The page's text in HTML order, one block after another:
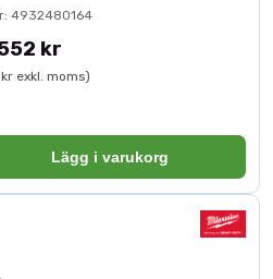
4932480164
kr
exkl. moms)
Lägg i varukorg